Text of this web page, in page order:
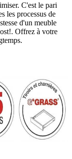
C'est le pari
les processus de
d'un meuble
Offrez à votre